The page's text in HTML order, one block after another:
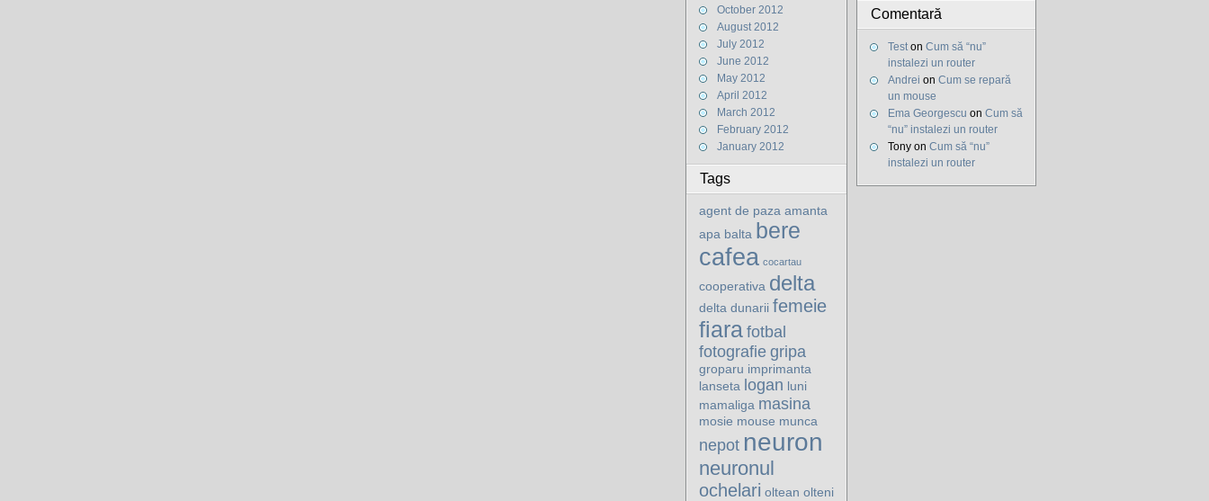
Comentară
Teston Cum să “nu”
instalezi un router
Andrei on Cum se repară
un mouse
Ema Georgescu on Cum să
“nu” instalezi un router
Tony on Cum să “nu”
instalezi un router
October 2012
August 2012
July 2012
June 2012
May 2012
April 2012
March 2012
February 2012
January 2012
Tags
agent de paza amanta
apa balta bere
cafea cocartau
cooperativa delta
delta dunarii femeie
fiara fotbal
fotografie gripa
groparu imprimanta
lanseta logan luni
mamaliga masina
mosie mouse munca
nepot neuron
neuronul
ochelari oltean olteni